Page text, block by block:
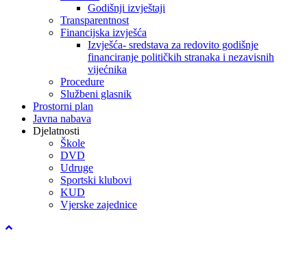
Godišnji izvještaji
Transparentnost
Financijska izvješća
Izvješća- sredstava za redovito godišnje
financiranje političkih stranaka i nezavisnih
vijećnika
Procedure
Službeni glasnik
Prostorni plan
Javna nabava
Djelatnosti
Škole
DVD
Udruge
Sportski klubovi
KUD
Vjerske zajednice